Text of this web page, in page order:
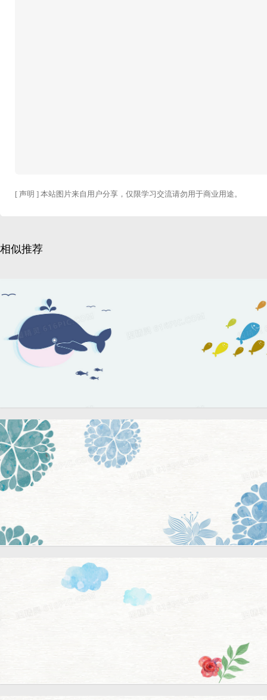
[ 声明 ] 本站图片来自用户分享，仅限学习交流请勿用于商业用途。
相似推荐
鲸鱼清新文艺可爱手绘背景
图
蓝色小清新文艺水彩手绘花